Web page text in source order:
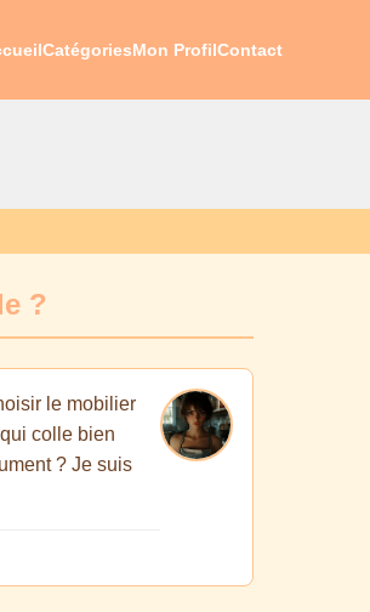
CatégoriesMon ProfilContact
?
le mobilier
colle bien
? Je suis